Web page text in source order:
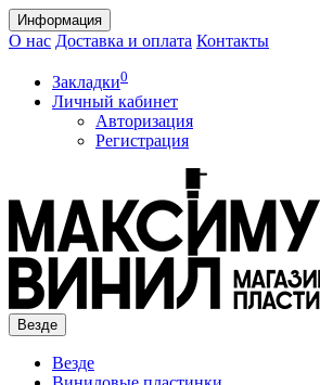
Информация
О нас Доставка и оплата Контакты
Закладки0
Личный кабинет
Авторизация
Регистрация
Везде
Везде